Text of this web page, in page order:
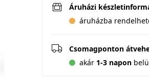
Áruházi
áruházba
Csomagponton
akár 1-3 napon